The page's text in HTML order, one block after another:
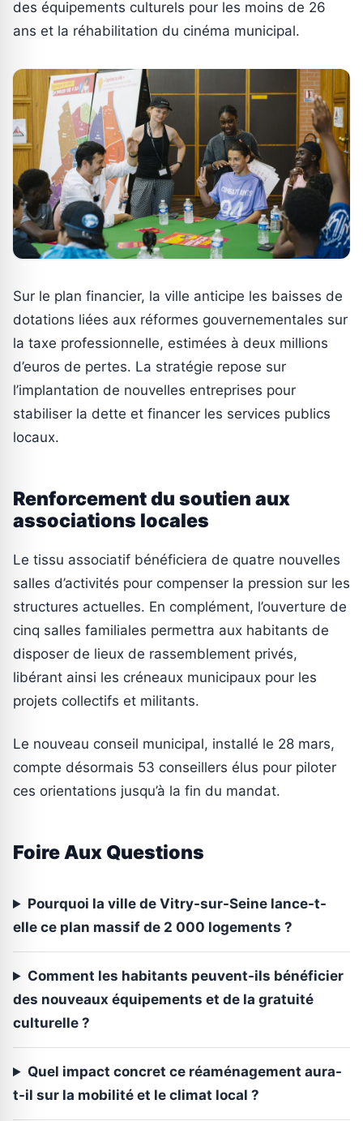
des équipements culturels pour les moins de 26
ans et la réhabilitation du cinéma municipal.
Sur le plan financier, la ville anticipe les baisses de
dotations liées aux réformes gouvernementales sur
la taxe professionnelle, estimées à deux millions
d’euros de pertes. La stratégie repose sur
l’implantation de nouvelles entreprises pour
stabiliser la dette et financer les services publics
locaux.
Renforcement du soutien aux
associations locales
Le tissu associatif bénéficiera de quatre nouvelles
salles d’activités pour compenser la pression sur les
structures actuelles. En complément, l’ouverture de
cinq salles familiales permettra aux habitants de
disposer de lieux de rassemblement privés,
libérant ainsi les créneaux municipaux pour les
projets collectifs et militants.
Le nouveau conseil municipal, installé le 28 mars,
compte désormais 53 conseillers élus pour piloter
ces orientations jusqu’à la fin du mandat.
Foire Aux Questions
Pourquoi la ville de Vitry-sur-Seine lance-t-
elle ce plan massif de 2 000 logements ?
Comment les habitants peuvent-ils bénéficier
des nouveaux équipements et de la gratuité
culturelle ?
Quel impact concret ce réaménagement aura-
t-il sur la mobilité et le climat local ?